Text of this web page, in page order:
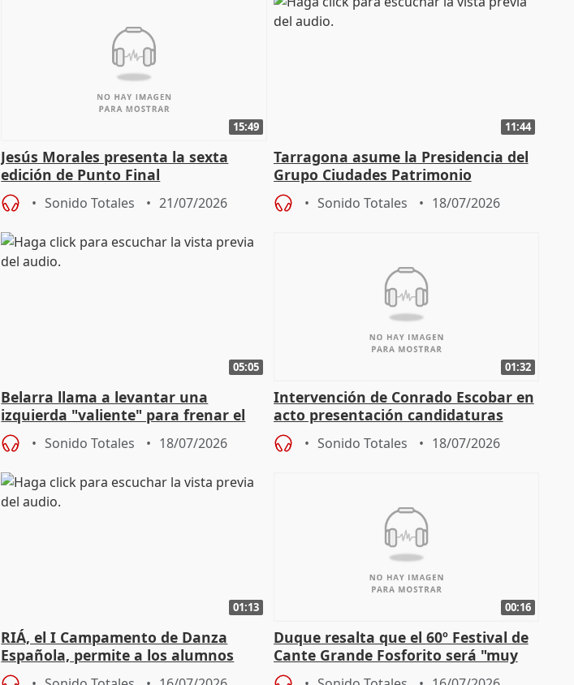
15:49
Jesús Morales presenta la sexta
edición de Punto Final
Sonido Totales 21/07/2026
11:44
Tarragona asume la Presidencia del
Grupo Ciudades Patrimonio
Sonido Totales 18/07/2026
05:05
Belarra llama a levantar una
izquierda "valiente" para frenar el
avance de la extrema derecha
Sonido Totales 18/07/2026
01:32
Intervención de Conrado Escobar en
acto presentación candidaturas
alcaldes PP para 2027
Sonido Totales 18/07/2026
01:13
RIÁ, el I Campamento de Danza
Española, permite a los alumnos
"sacar su talento a flor de piel"
00:16
Duque resalta que el 60º Festival de
Cante Grande Fosforito será "muy
especial" tras su pérdida